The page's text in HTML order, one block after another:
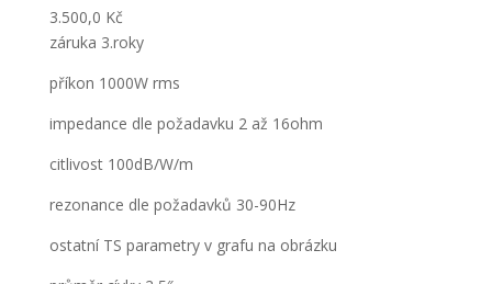
3.500,0 Kč
záruka 3.roky
příkon 1000W rms
impedance dle požadavku 2 až 16ohm
citlivost 100dB/W/m
rezonance dle požadavků 30-90Hz
ostatní TS parametry v grafu na obrázku